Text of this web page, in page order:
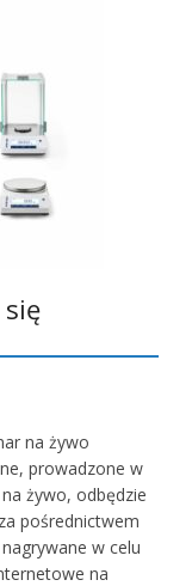
na żywo
prowadzone w
żywo, odbędzie
pośrednictwem
w celu
na